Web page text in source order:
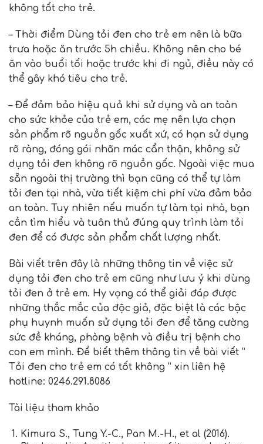
không tốt cho trẻ.
– Thời điểm Dùng tỏi đen cho trẻ em nên là bữa
trưa hoặc ăn trước 5h chiều. Không nên cho bé
ăn vào buổi tối hoặc trước khi đi ngủ, điều này có
thể gây khó tiêu cho trẻ.
– Để đảm bảo hiệu quả khi sử dụng và an toàn
cho sức khỏe của trẻ em, các mẹ nên lựa chọn
sản phẩm rõ nguồn gốc xuất xứ, có hạn sử dụng
rõ ràng, đóng gói nhãn mác cẩn thận, không sử
dụng tỏi đen không rõ nguồn gốc. Ngoài việc mua
sẵn ngoài thị trường thì bạn cũng có thể tự làm
tỏi đen tại nhà, vừa tiết kiệm chi phí vừa đảm bảo
an toàn. Tuy nhiên nếu muốn tự làm tại nhà, bạn
cần tìm hiểu và tuân thủ đúng quy trình làm tỏi
đen để có được sản phẩm chất lượng nhất.
Bài viết trên đây là những thông tin về việc sử
dụng tỏi đen cho trẻ em cũng như lưu ý khi dùng
tỏi đen ở trẻ em. Hy vọng có thể giải đáp được
những thắc mắc của độc giả, đặc biệt là các bậc
phụ huynh muốn sử dụng tỏi đen để tăng cường
sức đề kháng, phòng bệnh và điều trị bệnh cho
con em mình. Để biết thêm thông tin về bài viết ”
Tỏi đen cho trẻ em có tốt không ” xin liên hệ
hotline: 0246.291.8086
Tài liệu tham khảo
Kimura S., Tung Y.-C., Pan M.-H., et al (2016).